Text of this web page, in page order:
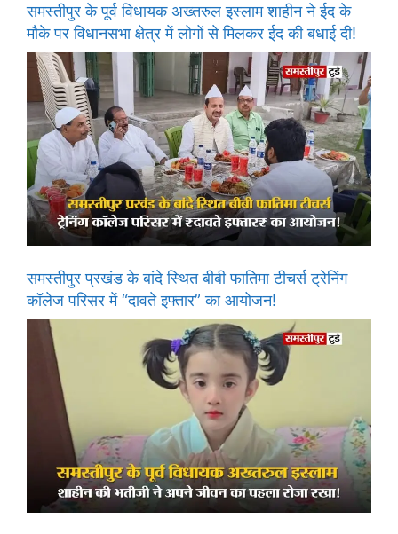
समस्तीपुर के पूर्व विधायक अख्तरुल इस्लाम शाहीन ने ईद के
मौके पर विधानसभा क्षेत्र में लोगों से मिलकर ईद की बधाई दी!
समस्तीपुर प्रखंड के बांदे स्थित बीबी फातिमा टीचर्स ट्रेनिंग
कॉलेज परिसर में “दावते इफ्तार” का आयोजन!